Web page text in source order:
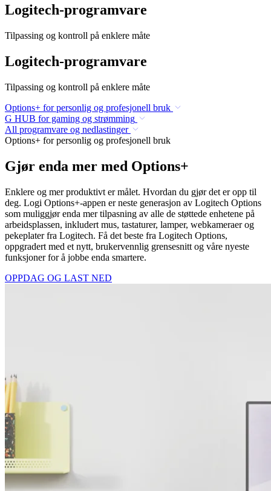
Logitech-programvare
Tilpassing og kontroll på enklere måte
Logitech-programvare
Tilpassing og kontroll på enklere måte
Options+ for personlig og profesjonell bruk
G HUB for gaming og strømming
All programvare og nedlastinger
Options+ for personlig og profesjonell bruk
Gjør enda mer med Options+
Enklere og mer produktivt er målet. Hvordan du gjør det er opp til
deg. Logi Options+-appen er neste generasjon av Logitech Options
som muliggjør enda mer tilpasning av alle de støttede enhetene på
arbeidsplassen, inkludert mus, tastaturer, lamper, webkameraer og
pekeplater fra Logitech. Få det beste fra Logitech Options,
oppgradert med et nytt, brukervennlig grensesnitt og våre nyeste
funksjoner for å jobbe enda smartere.
OPPDAG OG LAST NED